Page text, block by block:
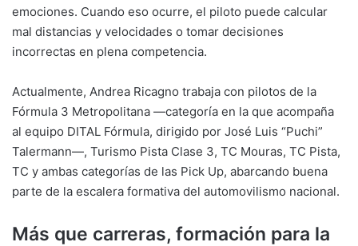
emociones. Cuando eso ocurre, el piloto puede calcular
mal distancias y velocidades o tomar decisiones
incorrectas en plena competencia.
Actualmente, Andrea Ricagno trabaja con pilotos de la
Fórmula 3 Metropolitana —categoría en la que acompaña
al equipo DITAL Fórmula, dirigido por José Luis “Puchi”
Talermann—, Turismo Pista Clase 3, TC Mouras, TC Pista,
TC y ambas categorías de las Pick Up, abarcando buena
parte de la escalera formativa del automovilismo nacional.
Más que carreras, formación para la